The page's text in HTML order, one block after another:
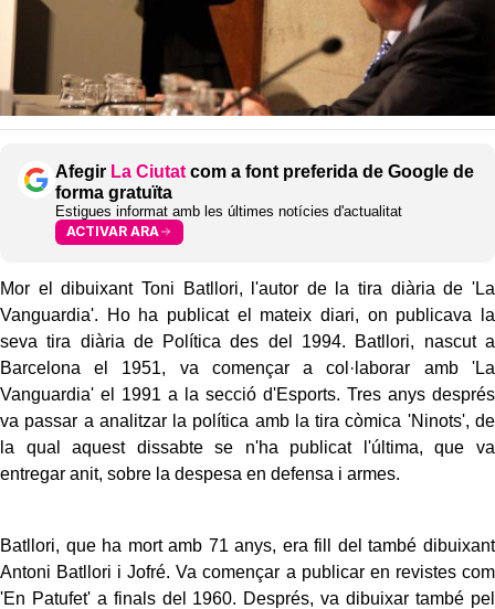
Afegir La Ciutat com a font preferida de Google de
forma gratuïta
Estigues informat amb les últimes notícies d'actualitat
ACTIVAR ARA
Mor el dibuixant Toni Batllori, l'autor de la tira diària de 'La
Vanguardia'. Ho ha publicat el mateix diari, on publicava la
seva tira diària de Política des del 1994. Batllori, nascut a
Barcelona el 1951, va començar a col·laborar amb 'La
Vanguardia' el 1991 a la secció d'Esports. Tres anys després
va passar a analitzar la política amb la tira còmica 'Ninots', de
la qual aquest dissabte se n'ha publicat l'última, que va
entregar anit, sobre la despesa en defensa i armes.
Batllori, que ha mort amb 71 anys, era fill del també dibuixant
Antoni Batllori i Jofré. Va començar a publicar en revistes com
'En Patufet' a finals del 1960. Després, va dibuixar també pel